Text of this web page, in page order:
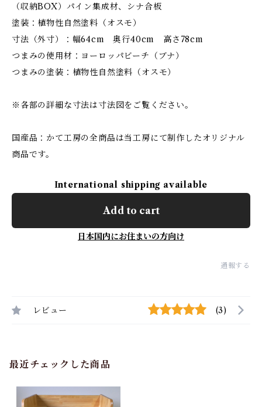
（収納BOX）パイン集成材、シナ合板
塗装：植物性自然塗料（オスモ）
寸法（外寸）：幅64cm 奥行40cm 高さ78cm
つまみの使用材：ヨーロッパビーチ（ブナ）
つまみの塗装：植物性自然塗料（オスモ）
※各部の詳細な寸法は寸法図をご覧ください。
国産品：かて工房の全商品は当工房にて制作したオリジナル
商品です。
International shipping available
Add to cart
日本国内にお住まいの方向け
通報する
レビュー (3)
最近チェックした商品